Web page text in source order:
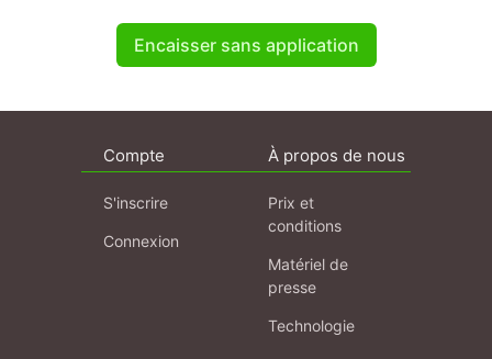
Encaisser sans application
Compte
S'inscrire
Connexion
À propos de nous
Prix et
conditions
Matériel de
presse
Technologie